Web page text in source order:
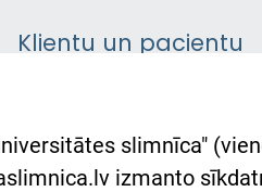
Klientu un pacientu
Austrumu slimnīcas
atbalsts Ukrainai
slimnīca"
izmanto